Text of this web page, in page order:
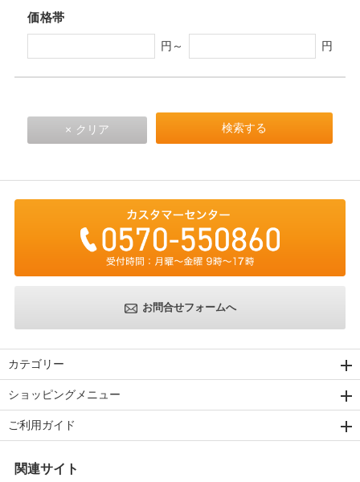
価格帯
円～ 円
お問合せフォームへ
カテゴリー
ショッピングメニュー
ご利用ガイド
関連サイト